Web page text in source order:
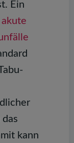
Ein
kann